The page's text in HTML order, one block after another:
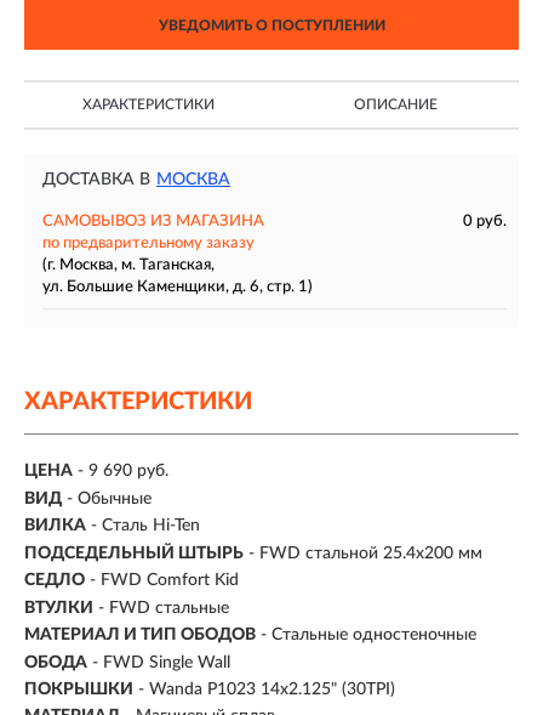
УВЕДОМИТЬ О ПОСТУПЛЕНИИ
ХАРАКТЕРИСТИКИ ОПИСАНИЕ
ДОСТАВКА В МОСКВА
САМОВЫВОЗ ИЗ МАГАЗИНА
0 руб.
по предварительному заказу
(г. Москва, м. Таганская,
ул. Большие Каменщики, д. 6, стр. 1)
ХАРАКТЕРИСТИКИ
ЦЕНА - 9 690 руб.
ВИД - Обычные
ВИЛКА - Сталь Hi-Ten
ПОДСЕДЕЛЬНЫЙ ШТЫРЬ - FWD стальной 25.4x200 мм
СЕДЛО - FWD Comfort Kid
ВТУЛКИ - FWD стальные
МАТЕРИАЛ И ТИП ОБОДОВ - Стальные одностеночные
ОБОДА - FWD Single Wall
ПОКРЫШКИ - Wanda P1023 14x2.125" (30TPI)